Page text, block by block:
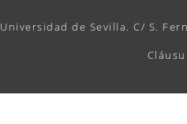
Universidad de Sevilla. C/ S.